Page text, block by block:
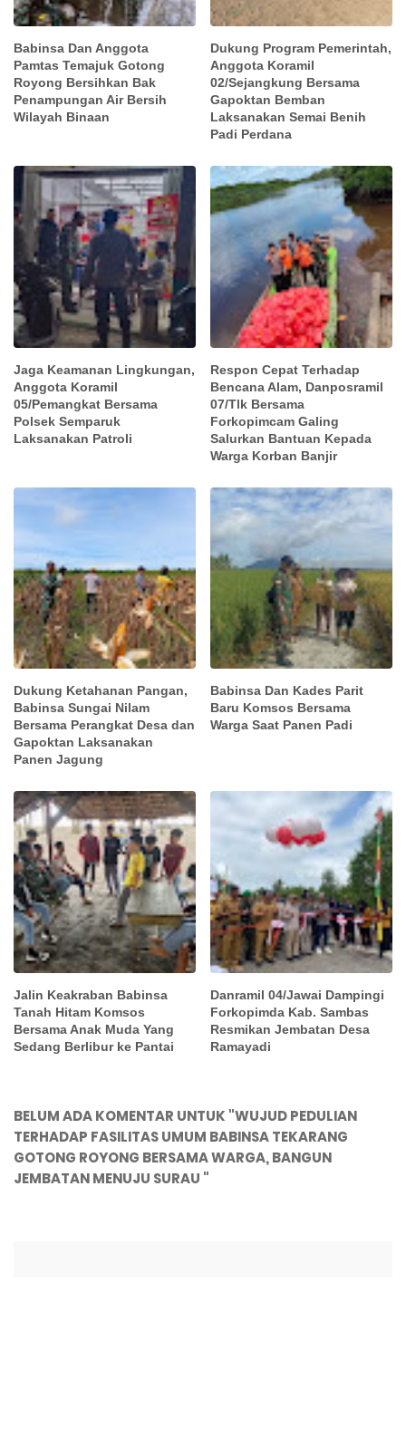
Babinsa Dan Anggota
Pamtas Temajuk Gotong
Royong Bersihkan Bak
Penampungan Air Bersih
Wilayah Binaan
Dukung Program Pemerintah,
Anggota Koramil
02/Sejangkung Bersama
Gapoktan Bemban
Laksanakan Semai Benih
Padi Perdana
Jaga Keamanan Lingkungan,
Anggota Koramil
05/Pemangkat Bersama
Polsek Semparuk
Laksanakan Patroli
Respon Cepat Terhadap
Bencana Alam, Danposramil
07/Tlk Bersama
Forkopimcam Galing
Salurkan Bantuan Kepada
Warga Korban Banjir
Dukung Ketahanan Pangan,
Babinsa Sungai Nilam
Bersama Perangkat Desa dan
Gapoktan Laksanakan
Panen Jagung
Babinsa Dan Kades Parit
Baru Komsos Bersama
Warga Saat Panen Padi
Jalin Keakraban Babinsa
Tanah Hitam Komsos
Bersama Anak Muda Yang
Sedang Berlibur ke Pantai
Danramil 04/Jawai Dampingi
Forkopimda Kab. Sambas
Resmikan Jembatan Desa
Ramayadi
BELUM ADA KOMENTAR UNTUK "WUJUD PEDULIAN
TERHADAP FASILITAS UMUM BABINSA TEKARANG
GOTONG ROYONG BERSAMA WARGA, BANGUN
JEMBATAN MENUJU SURAU "